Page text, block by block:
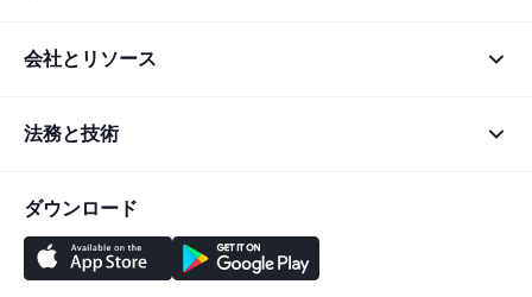
会社とリソース
法務と技術
ダウンロード